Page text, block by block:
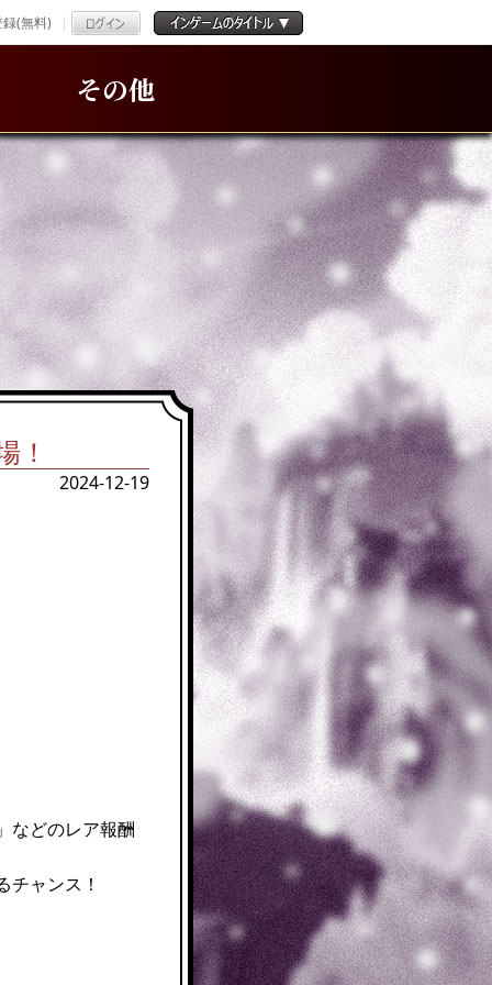
(無料)
その他
！
2024-12-19
などのレア報酬
ャンス！